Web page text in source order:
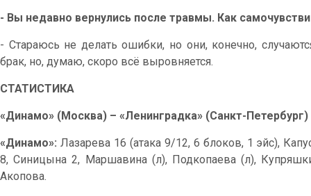
- Вы недавно вернулись после травмы. Как
- Стараюсь не делать ошибки, но они, конечно,
брак, но, думаю, скоро всё выровняется.
СТАТИСТИКА
«Динамо» (Москва) – «Ленинградка» (Санкт-Петербург)
«Динамо»: Лазарева 16 (атака 9/12, 6 блоков, 1 эйс),
8, Синицына 2, Маршавина (л), Подкопаева (л),
Акопова.